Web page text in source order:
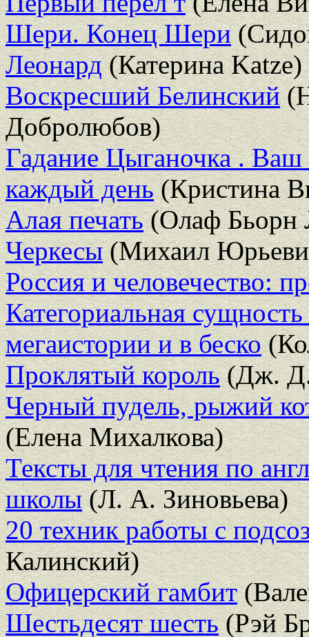
Шери. Конец Шери
Леонард(Катерина Katze)
Воскресший Белинский
Добролюбов)
Гадание Цыганочка .
каждый день(Кристина
Алая печать(Олаф Бьорн
Черкесы(Михаил
Россия и человечество:
Категориальная
мегаистории и в беско
Проклятый король(Дж. Д.
Черный пудель, рыжий
(Елена Михалкова)
Тексты для чтения по
школы(Л. А. Зиновьева)
20 техник работы с
Калинский)
Офицерский гамбит
Шестьдесят шесть(Рэй